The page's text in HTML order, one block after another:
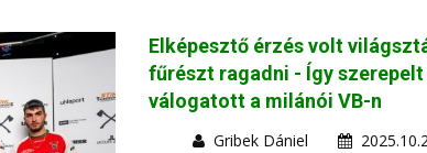
Elképesztő érzés volt
fűrészt ragadni - Így
válogatott a milánói VB-n
Gribek Dániel